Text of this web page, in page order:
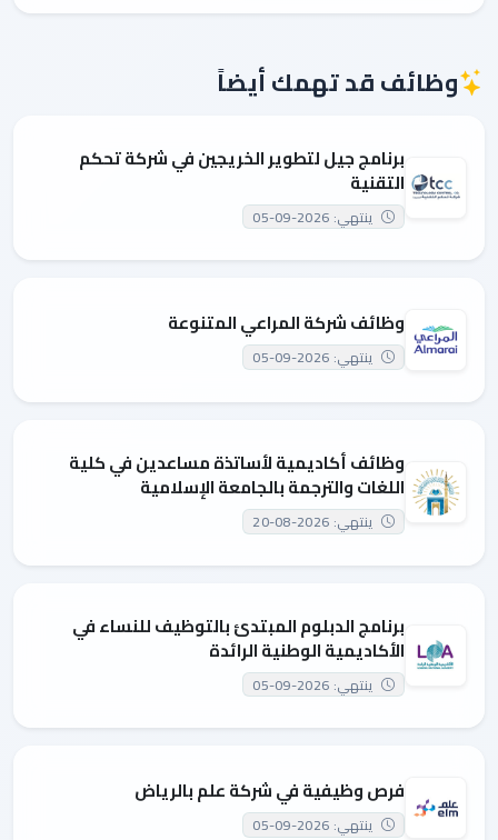
وظائف قد تهمك أيضاً
برنامج جيل لتطوير الخريجين في شركة تحكم
التقنية
ينتهي: 2026-09-05
وظائف شركة المراعي المتنوعة
ينتهي: 2026-09-05
وظائف أكاديمية لأساتذة مساعدين في كلية
اللغات والترجمة بالجامعة الإسلامية
ينتهي: 2026-08-20
برنامج الدبلوم المبتدئ بالتوظيف للنساء في
الأكاديمية الوطنية الرائدة
ينتهي: 2026-09-05
فرص وظيفية في شركة علم بالرياض
ينتهي: 2026-09-05